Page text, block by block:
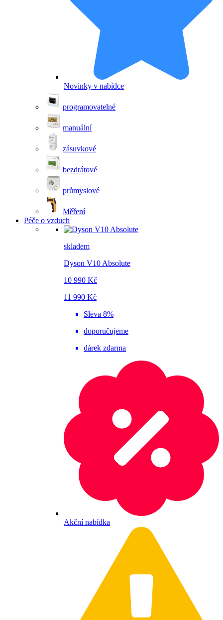
Novinky v nabídce
programovatelné
manuální
zásuvkové
bezdrátové
průmyslové
Měření
Péče o vzduch
skladem
Dyson V10 Absolute
10 990 Kč
11 990 Kč
Sleva 8%
doporučujeme
dárek zdarma
Akční nabídka